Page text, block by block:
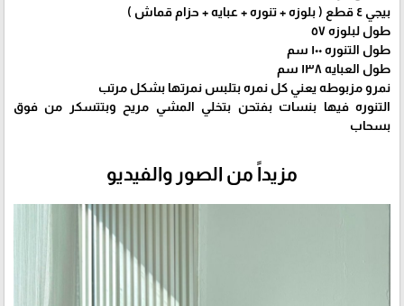
بيجي ٤ قطع ( بلوزه + تنوره + عبايه + حزام قماش )
طول لبلوزه ٥٧
طول التنوره ١٠٠ سم
طول العبايه ١٣٨ سم
نمرو مزبوطه يعني كل نمره بتلبس نمرتها بشكل مرتب
التنوره فيها بنسات بفتحن بتخلي المشي مريح وبتتسكر من فوق
بسحاب
مزيداً من الصور والفيديو